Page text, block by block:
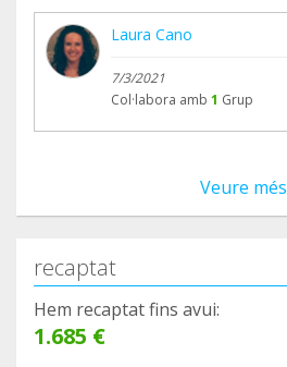
Laura Cano
7/3/2021
Col·labora amb 1 Grup
Veure més
recaptat
Hem recaptat fins avui:
1.685 €